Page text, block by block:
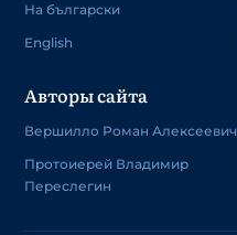
На български
English
Авторы сайта
Вершилло Роман Алексеевич
Протоиерей Владимир
Переслегин